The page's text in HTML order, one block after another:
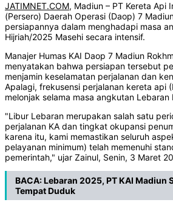
JATIMNET.COM, Madiun – PT Kereta Api
(Persero) Daerah Operasi (Daop) 7
persiapannya dalam menghadapi masa
Hijriah/2025 Masehi secara intensif.
Manajer Humas KAI Daop 7 Madiun
menyatakan bahwa persiapan tersebut
menjamin keselamatan perjalanan dan
Apalagi, frekusensi perjalanan kereta api
melonjak selama masa angkutan Lebaran
"Libur Lebaran merupakan salah satu
perjalanan KA dan tingkat okupansi
karena itu, kami memastikan seluruh
pelayanan minimum) telah memenuhi
pemerintah," ujar Zainul, Senin, 3 Maret
BACA:Lebaran 2025, PT KAI Madiun
Tempat Duduk